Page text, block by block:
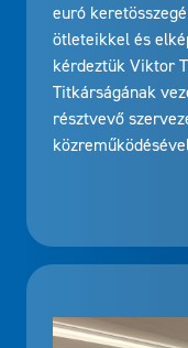
euró
ötleteikkel és
kérdeztük Viktor
Titkárságának
résztvevő